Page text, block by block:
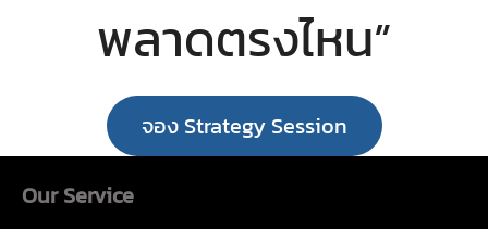
พลาดตรงไหน”
จอง Strategy Session
Our Service